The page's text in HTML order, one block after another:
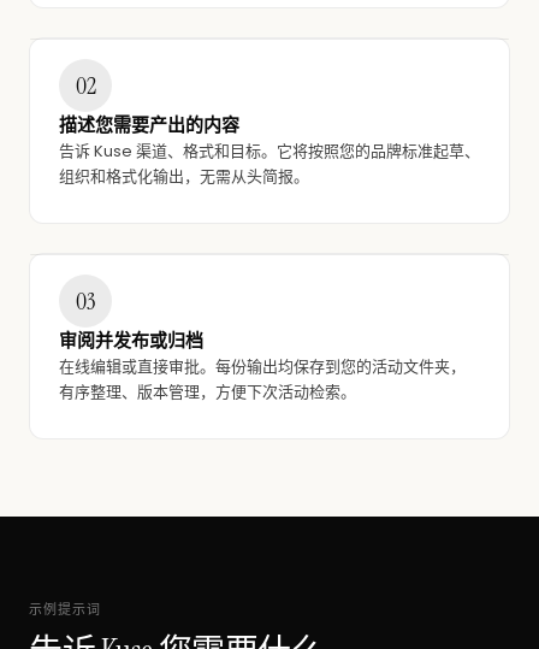
02
描述您需要产出的内容
告诉 Kuse 渠道、格式和目标。它将按照您的品牌标准起草、
组织和格式化输出，无需从头简报。
03
审阅并发布或归档
在线编辑或直接审批。每份输出均保存到您的活动文件夹，
有序整理、版本管理，方便下次活动检索。
示例提示词